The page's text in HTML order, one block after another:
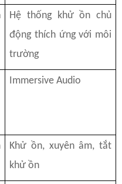
Hệ thống khử ồn chủ
động thích ứng với môi
trường
Immersive Audio
Khử ồn, xuyên âm, tắt
khử ồn